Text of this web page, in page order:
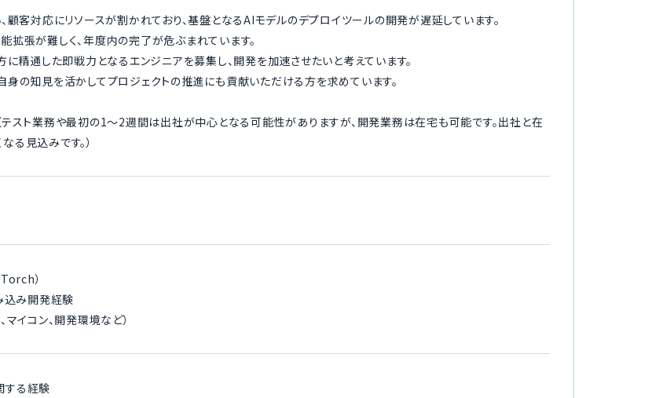
顧客対応にリソースが割かれており、基盤となるAIモデルのデプロイツールの開発が遅延しています。
拡張が難しく、年度内の完了が危ぶまれています。
に精通した即戦力となるエンジニアを募集し、開発を加速させたいと考えています。
身の知見を活かしてプロジェクトの推進にも貢献いただける方を求めています。
テスト業務や最初の1〜2週間は出社が中心となる可能性がありますが、開発業務は在宅も可能です。出社と在
る見込みです。）
）
込み開発経験
マイコン、開発環境など）
する経験